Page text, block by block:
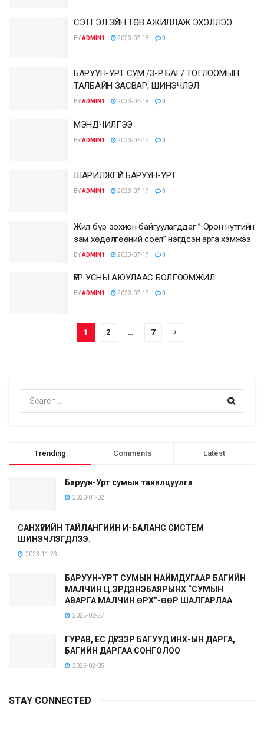
СЭТГЭЛ ЗҮЙН ТӨВ АЖИЛЛАЖ ЭХЭЛЛЭЭ.
BYADMIN1 2023-07-18 0
БАРУУН-УРТ СУМ /3-Р БАГ/ ТОГЛООМЫН
ТАЛБАЙН ЗАСВАР, ШИНЭЧЛЭЛ
BYADMIN1 2023-07-18 0
МЭНДЧИЛГЭЭ
BYADMIN1 2023-07-17 0
ШАРИЛЖГҮЙ БАРУУН-УРТ
BYADMIN1 2023-07-17 0
Жил бүр зохион байгуулагддаг ” Орон нутгийн
зам хөдөлгөөний соёл” нэгдсэн арга хэмжээ
BYADMIN1 2023-07-17 0
ҮЕР УСНЫ АЮУЛААС БОЛГООМЖИЛ
BYADMIN1 2023-07-17 0
1 2 7
Trending Comments Latest
Баруун-Урт сумын танилцуулга
2020-01-02
САНХҮҮГИЙН ТАЙЛАНГИЙН И-БАЛАНС СИСТЕМ
ШИНЭЧЛЭГДЛЭЭ.
2023-11-23
БАРУУН-УРТ СУМЫН НАЙМДУГААР БАГИЙН
МАЛЧИН Ц.ЭРДЭНЭБАЯРЫНХ “СУМЫН
АВАРГА МАЛЧИН ӨРХ”-ӨӨР ШАЛГАРЛАА
2025-02-27
ГУРАВ, ЕС ДҮГЭЭР БАГУУД ИНХ-ЫН ДАРГА,
БАГИЙН ДАРГАА СОНГОЛОО
2025-02-05
STAY CONNECTED